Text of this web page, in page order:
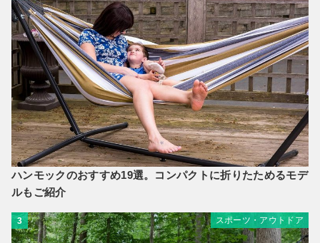
ハンモックのおすすめ19選。コンパクトに折りたためるモデ
ルもご紹介
3 スポーツ・アウトドア